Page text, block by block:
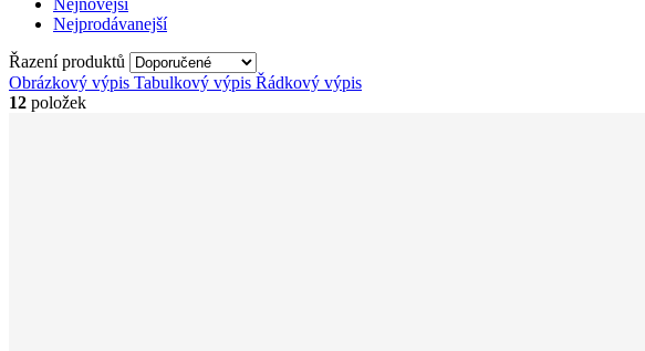
Nejprodávanejší
Řazení produktů
Obrázkový výpis Tabulkový výpis Řádkový výpis
12 položek